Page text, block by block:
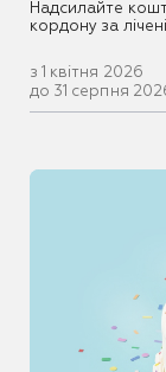
Надсилайте
кордону за
з 1 квітня 2026
до 31 серпня